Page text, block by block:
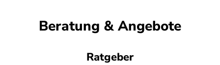
Beratung & Angebote
Ratgeber